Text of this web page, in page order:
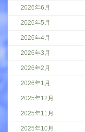
2026年6月
2026年5月
2026年4月
2026年3月
2026年2月
2026年1月
2025年12月
2025年11月
2025年10月